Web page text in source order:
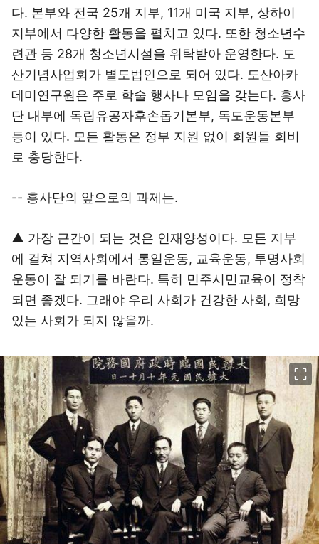
다. 본부와 전국 25개 지부, 11개 미국 지부, 상하이
지부에서 다양한 활동을 펼치고 있다. 또한 청소년수
련관 등 28개 청소년시설을 위탁받아 운영한다. 도
산기념사업회가 별도법인으로 되어 있다. 도산아카
데미연구원은 주로 학술 행사나 모임을 갖는다. 흥사
단 내부에 독립유공자후손돕기본부, 독도운동본부
등이 있다. 모든 활동은 정부 지원 없이 회원들 회비
로 충당한다.
-- 흥사단의 앞으로의 과제는.
▲ 가장 근간이 되는 것은 인재양성이다. 모든 지부
에 걸쳐 지역사회에서 통일운동, 교육운동, 투명사회
운동이 잘 되기를 바란다. 특히 민주시민교육이 정착
되면 좋겠다. 그래야 우리 사회가 건강한 사회, 희망
있는 사회가 되지 않을까.